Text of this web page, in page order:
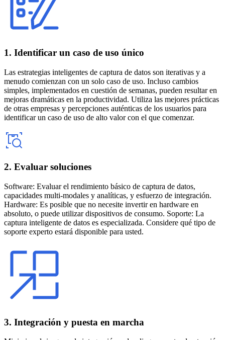
1. Identificar un caso de uso único
Las estrategias inteligentes de captura de datos son iterativas y a
menudo comienzan con un solo caso de uso. Incluso cambios
simples, implementados en cuestión de semanas, pueden resultar en
mejoras dramáticas en la productividad. Utiliza las mejores prácticas
de otras empresas y percepciones auténticas de los usuarios para
identificar un caso de uso de alto valor con el que comenzar.
2. Evaluar soluciones
Software: Evaluar el rendimiento básico de captura de datos,
capacidades multi-modales y analíticas, y esfuerzo de integración.
Hardware: Es posible que no necesite invertir en hardware en
absoluto, o puede utilizar dispositivos de consumo. Soporte: La
captura inteligente de datos es especializada. Considere qué tipo de
soporte experto estará disponible para usted.
3. Integración y puesta en marcha